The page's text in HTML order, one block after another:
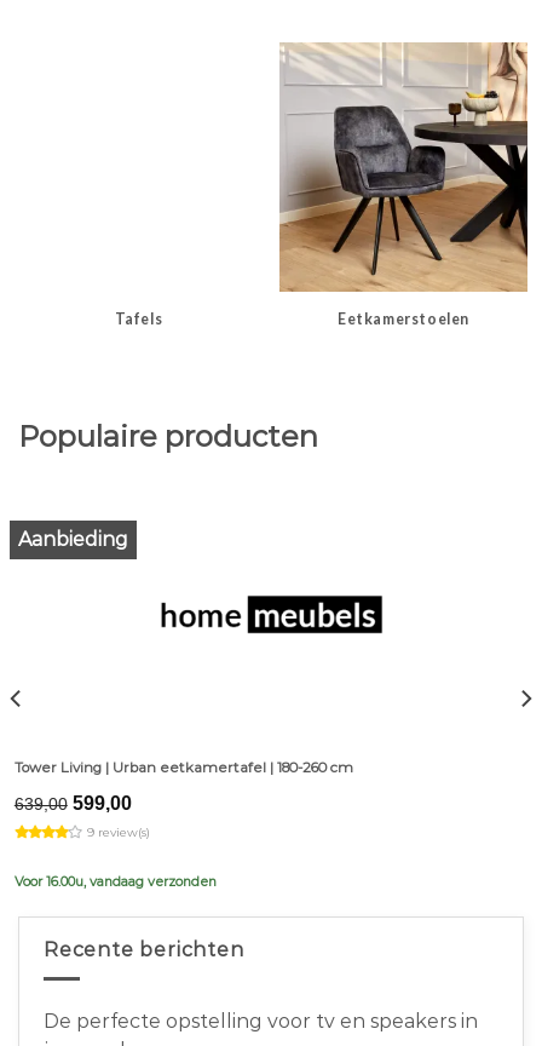
Tafels Eetkamerstoelen
Populaire producten
Aanbieding
Tower Living | Urban eetkamertafel | 180-260 cm
639,00 Original
price
was:
599,00Current
is:
9 review(s)
Voor 16.00u, vandaag verzonden
Recente berichten
De perfecte opstelling voor tv en speakers in